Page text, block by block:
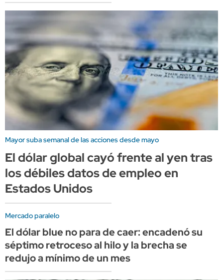
Mayor suba semanal de las acciones desde mayo
El dólar global cayó frente al yen tras
los débiles datos de empleo en
Estados Unidos
Mercado paralelo
El dólar blue no para de caer: encadenó su
séptimo retroceso al hilo y la brecha se
redujo a mínimo de un mes